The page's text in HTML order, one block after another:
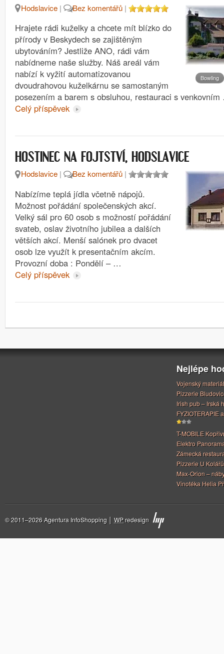
Bowling
Hodslavice | Bez komentářů |
Hrajete rádi kuželky a chcete mít blízko do
přírody v Beskydech se zajištěným
ubytováním? Jestliže ANO, rádi vám
nabídneme naše služby. Náš areál vám
nabízí k vyžití automatizovanou
dvoudrahovou kuželkárnu se samostaným
posezením a barem s obsluhou, restauraci s
Celý příspěvek
HOSTINEC NA FOJTSTVÍ, HODSLAVICE
Hodslavice | Bez komentářů |
Nabízíme teplá jídla včetně nápojů.
Možnost pořádání společenských akcí.
Velký sál pro 60 osob s možností pořádání
svateb, oslav životního jubilea a dalších
větších akcí. Menší salónek pro dvacet
osob lze využít k presentačním akcím.
Provozní doba : Pondělí – …
Celý příspěvek
Nejlépe
Vojenský
Pizzerie
Irish pub – Irská
FYZIOTERAPIE
T-MOBILE
Elektro
Zámecká
Pizzerie U Kolářů
Max-Orion –
Vinotéka Helia
© 2011–2026 Agentura InfoShopping │ WPredesign